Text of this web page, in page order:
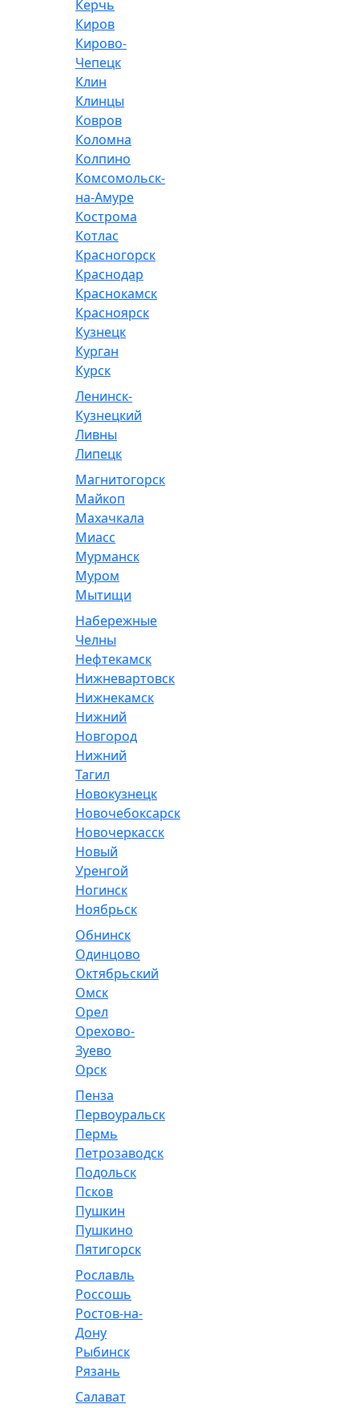
Керчь
Киров
Кирово-
Чепецк
Клин
Клинцы
Ковров
Коломна
Колпино
Комсомольск-
на-Амуре
Кострома
Котлас
Красногорск
Краснодар
Краснокамск
Красноярск
Кузнецк
Курган
Курск
Ленинск-
Кузнецкий
Ливны
Липецк
Магнитогорск
Майкоп
Махачкала
Миасс
Мурманск
Муром
Мытищи
Набережные
Челны
Нефтекамск
Нижневартовск
Нижнекамск
Нижний
Новгород
Нижний
Тагил
Новокузнецк
Новочебоксарск
Новочеркасск
Новый
Уренгой
Ногинск
Ноябрьск
Обнинск
Одинцово
Октябрьский
Омск
Орел
Орехово-
Зуево
Орск
Пенза
Первоуральск
Пермь
Петрозаводск
Подольск
Псков
Пушкин
Пушкино
Пятигорск
Рославль
Россошь
Ростов-на-
Дону
Рыбинск
Рязань
Салават